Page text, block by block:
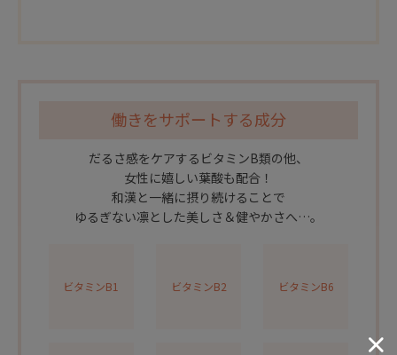
働きをサポートする成分
だるさ感をケアするビタミンB類の他、
女性に嬉しい葉酸も配合！
和漢と一緒に摂り続けることで
ゆるぎない凛とした美しさ＆健やかさへ…。
ビタミンB1 ビタミンB2 ビタミンB6